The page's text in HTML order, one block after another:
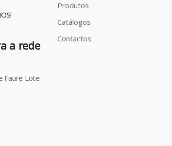
a rede
Faure Lote
Produtos
Catálogos
Contactos